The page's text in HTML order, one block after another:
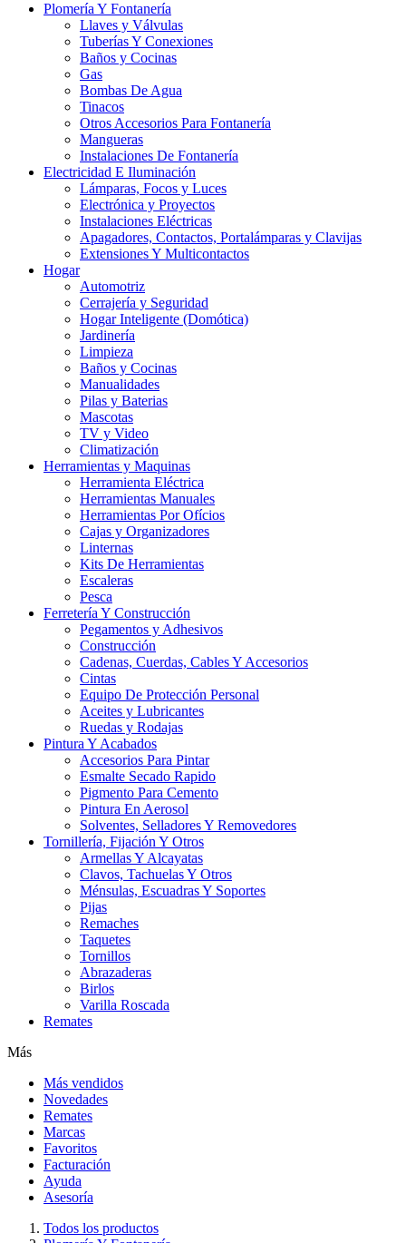
Plomería Y Fontanería
Llaves y Válvulas
Tuberías Y Conexiones
Baños y Cocinas
Gas
Bombas De Agua
Tinacos
Otros Accesorios Para Fontanería
Mangueras
Instalaciones De Fontanería
Electricidad E Iluminación
Lámparas, Focos y Luces
Electrónica y Proyectos
Instalaciones Eléctricas
Apagadores, Contactos, Portalámparas y Clavijas
Extensiones Y Multicontactos
Hogar
Automotriz
Cerrajería y Seguridad
Hogar Inteligente (Domótica)
Jardinería
Limpieza
Baños y Cocinas
Manualidades
Pilas y Baterias
Mascotas
TV y Video
Climatización
Herramientas y Maquinas
Herramienta Eléctrica
Herramientas Manuales
Herramientas Por Ofícios
Cajas y Organizadores
Linternas
Kits De Herramientas
Escaleras
Pesca
Ferretería Y Construcción
Pegamentos y Adhesivos
Construcción
Cadenas, Cuerdas, Cables Y Accesorios
Cintas
Equipo De Protección Personal
Aceites y Lubricantes
Ruedas y Rodajas
Pintura Y Acabados
Accesorios Para Pintar
Esmalte Secado Rapido
Pigmento Para Cemento
Pintura En Aerosol
Solventes, Selladores Y Removedores
Tornillería, Fijación Y Otros
Armellas Y Alcayatas
Clavos, Tachuelas Y Otros
Ménsulas, Escuadras Y Soportes
Pijas
Remaches
Taquetes
Tornillos
Abrazaderas
Birlos
Varilla Roscada
Remates
Más
Más vendidos
Novedades
Remates
Marcas
Favoritos
Facturación
Ayuda
Asesoría
Todos los productos